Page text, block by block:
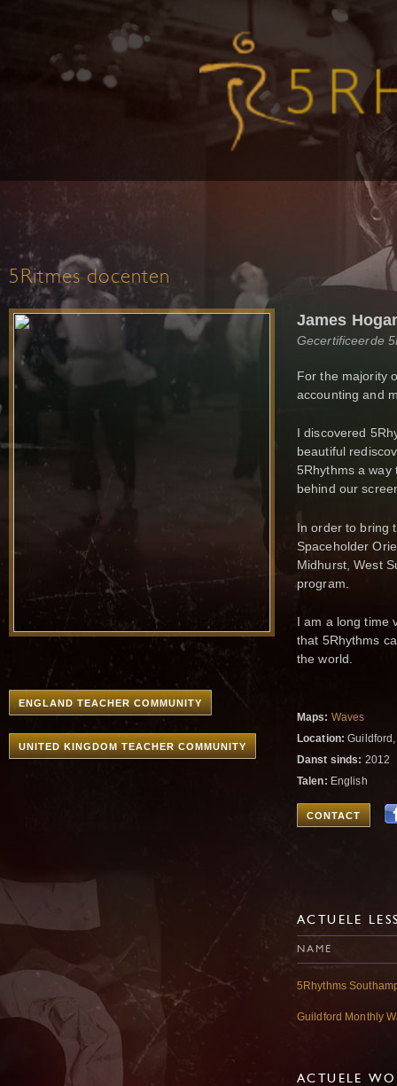
5Ritmes docenten
ENGLAND TEACHER COMMUNITY
UNITED KINGDOM TEACHER COMMUNITY
James
Gecertificeerde
For the majority
accounting and
I discovered
beautiful
5Rhythms a way
behind our
In order to bring
Spaceholder
Midhurst, West
program.
I am a long time
that 5Rhythms
the world.
Maps: Waves
Location:
Danst sinds: 2012
Talen: English
CONTACT
ACTUELE
NAME
5Rhythms
Guildford Monthly
ACTUELE